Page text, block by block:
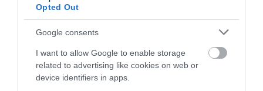
Opted Out
Google consents
I want to allow Google to enable storage
related to advertising like cookies on web or
device identifiers in apps.
mozgás, valamint kisebb étrendi változtatások –
például több
vagy teljes kiőrlésű gabona
jelenthetnek. A nagyobb, de továbbra is reálisan
fenntartható módosítások pedig nemcsak az
élettartamot, hanem az aktív,